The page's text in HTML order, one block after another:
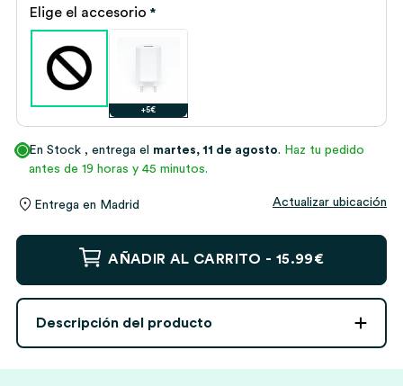
Elige el accesorio *
+5€
En Stock , entrega el martes, 11 de agosto. Haz tu pedido
antes de 19 horas y 45 minutos.
Entrega en Madrid Actualizar ubicación
Lámpara
con
Fotos
y
AÑADIR AL CARRITO - 15.99€
Descripción del producto